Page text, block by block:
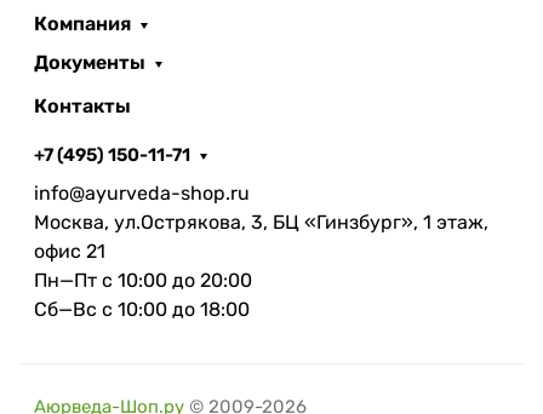
Компания
Документы
Контакты
+7 (495) 150-11-71
info@ayurveda-shop.ru
Москва, ул.Острякова, 3, БЦ «Гинзбург», 1 этаж,
офис 21
Пн—Пт с 10:00 до 20:00
Сб—Вс с 10:00 до 18:00
Аюрведа-Шоп.ру © 2009-2026